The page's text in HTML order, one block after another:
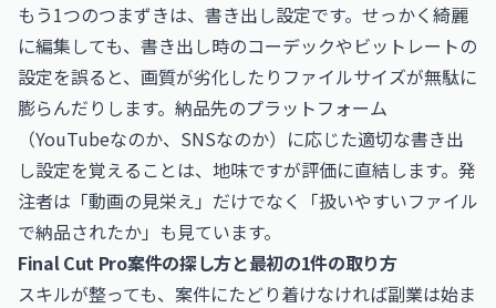
もう1つのつまずきは、書き出し設定です。せっかく綺麗
に編集しても、書き出し時のコーデックやビットレートの
設定を誤ると、画質が劣化したりファイルサイズが無駄に
膨らんだりします。納品先のプラットフォーム
（YouTubeなのか、SNSなのか）に応じた適切な書き出
し設定を覚えることは、地味ですが評価に直結します。発
注者は「動画の見栄え」だけでなく「扱いやすいファイル
で納品されたか」も見ています。
Final Cut Pro案件の探し方と最初の1件の取り方
スキルが整っても、案件にたどり着けなければ副業は始ま